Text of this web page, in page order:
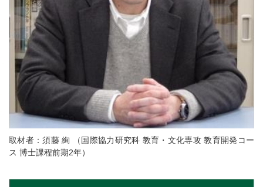
取材者：須藤 絢 （国際協力研究科 教育・文化専攻 教育開発コー
ス 博士課程前期2年）